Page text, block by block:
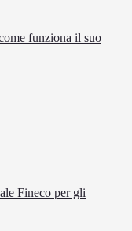
funziona il suo
Fineco per gli